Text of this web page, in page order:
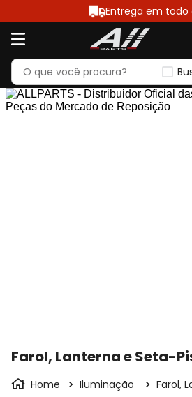
Entrega em todo
Farol, Lanterna e Seta-
Iluminação Farol,